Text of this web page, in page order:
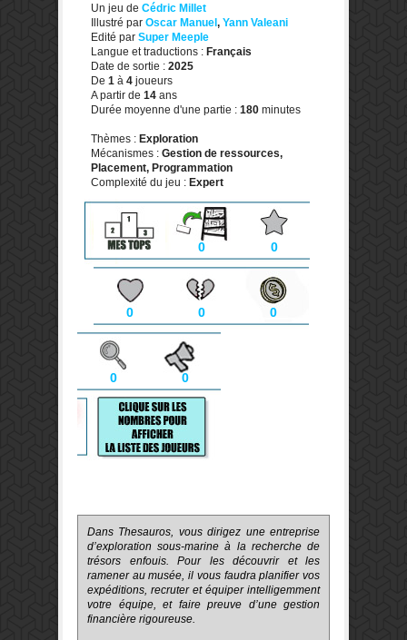
Un jeu de Cédric Millet
Illustré par Oscar Manuel, Yann Valeani
Edité par Super Meeple
Langue et traductions : Français
Date de sortie : 2025
De 1 à 4 joueurs
A partir de 14 ans
Durée moyenne d'une partie : 180 minutes
Thèmes : Exploration
Mécanismes : Gestion de ressources,
Placement, Programmation
Complexité du jeu : Expert
0 0
0 0 0
0 0
Dans Thesauros, vous dirigez une entreprise
d’exploration sous-marine à la recherche de
trésors enfouis. Pour les découvrir et les
ramener au musée, il vous faudra planifier vos
expéditions, recruter et équiper intelligemment
votre équipe, et faire preuve d’une gestion
financière rigoureuse.